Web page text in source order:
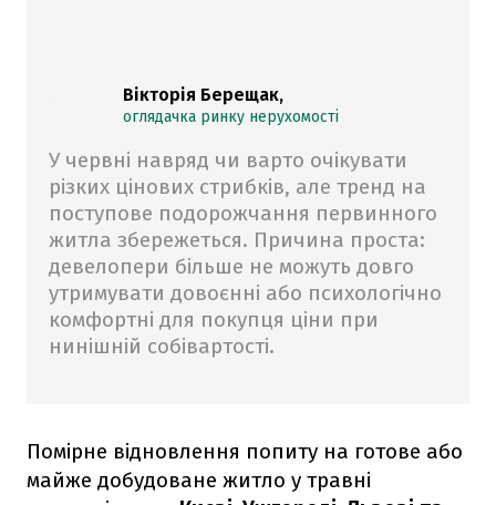
Вікторія Берещак,
оглядачка ринку нерухомості
У червні навряд чи варто очікувати
різких цінових стрибків, але тренд на
поступове подорожчання первинного
житла збережеться. Причина проста:
девелопери більше не можуть довго
утримувати довоєнні або психологічно
комфортні для покупця ціни при
нинішній собівартості.
Помірне відновлення попиту на готове або
майже добудоване житло у травні